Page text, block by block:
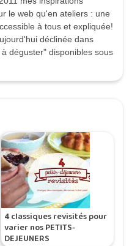
le web qu'en ateliers : une
à tous et expliquée!
déclinée dans
déguster" disponibles sous
4 classiques revisités pour
varier nos PETITS-
DEJEUNERS